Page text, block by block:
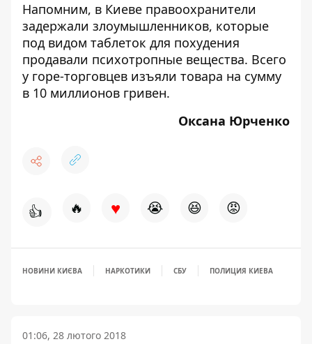
Напомним, в Киеве правоохранители
задержали злоумышленников, которые
под видом таблеток для похудения
продавали психотропные вещества. Всего
у горе-торговцев изъяли товара на сумму
в 10 миллионов гривен.
Оксана Юрченко
👍 🔥 ♥ 😭 😆 😡
НОВИНИ КИЄВА НАРКОТИКИ СБУ ПОЛИЦИЯ КИЕВА
01:06, 28 лютого 2018